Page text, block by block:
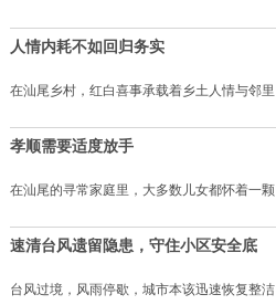
人情内耗不如回归务实
在汕尾乡村，红白喜事承载着乡土人情与邻里
孝顺需要适度放手
在汕尾的寻常家庭里，大多数儿女都怀着一颗
速清台风遗留隐患，守住小区安全底
台风过境，风雨停歇，城市本该迅速恢复整洁